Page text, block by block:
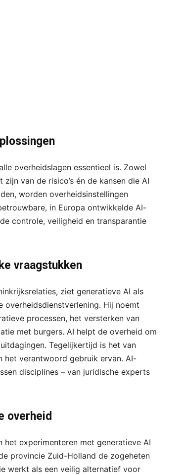
overheidslagen essentieel is. Zowel
van de risico’s én de kansen die AI
worden overheidsinstellingen
in Europa ontwikkelde AI-
controle, veiligheid en transparantie
vraagstukken
ziet generatieve AI als
Hij noemt
processen, het versterken van
met burgers. AI helpt de overheid om
Tegelijkertijd is het van
het verantwoord gebruik ervan. AI-
disciplines – van juridische experts
overheid
experimenteren met generatieve AI
provincie Zuid-Holland de zogeheten
werkt als een veilig alternatief voor